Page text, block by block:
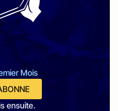
Mois
ensuite.